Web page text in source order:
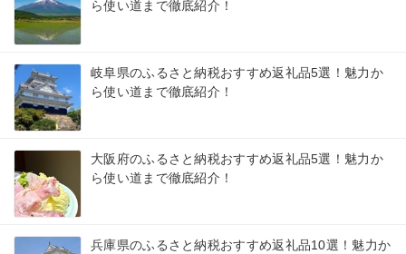
ら使い道まで徹底紹介！
岐阜県のふるさと納税おすすめ返礼品5選！魅力か
ら使い道まで徹底紹介！
大阪府のふるさと納税おすすめ返礼品5選！魅力か
ら使い道まで徹底紹介！
兵庫県のふるさと納税おすすめ返礼品10選！魅力か